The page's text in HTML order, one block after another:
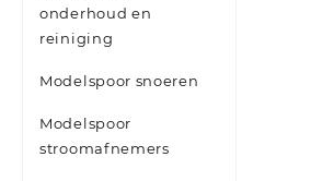
onderhoud en
reiniging
Modelspoor snoeren
Modelspoor
stroomafnemers